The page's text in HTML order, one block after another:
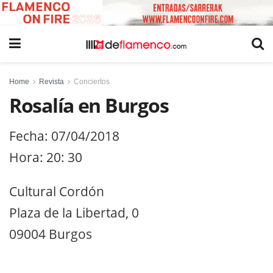
Home Revista Conciertos
Rosalía en Burgos
Fecha: 07/04/2018
Hora: 20: 30
Cultural Cordón
Plaza de la Libertad, 0
09004 Burgos